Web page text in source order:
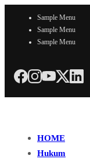
Sample Menu
Sample Menu
Sample Menu
HOME
Hukum